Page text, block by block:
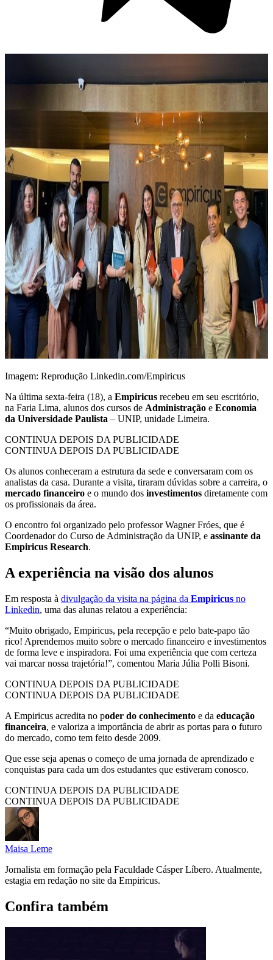
Imagem: Reprodução Linkedin.com/Empiricus
Na última sexta-feira (18), a Empiricus recebeu em seu escritório,
na Faria Lima, alunos dos cursos de Administração e Economia
da Universidade Paulista – UNIP, unidade Limeira.
CONTINUA DEPOIS DA PUBLICIDADE
CONTINUA DEPOIS DA PUBLICIDADE
Os alunos conheceram a estrutura da sede e conversaram com os
analistas da casa. Durante a visita, tiraram dúvidas sobre a carreira, o
mercado financeiro e o mundo dos investimentos diretamente com
os profissionais da área.
O encontro foi organizado pelo professor Wagner Fróes, que é
Coordenador do Curso de Administração da UNIP, e assinante da
Empiricus Research.
A experiência na visão dos alunos
Em resposta à divulgação da visita na página da Empiricus no
Linkedin, uma das alunas relatou a experiência:
“Muito obrigado, Empiricus, pela recepção e pelo bate-papo tão
rico! Aprendemos muito sobre o mercado financeiro e investimentos
de forma leve e inspiradora. Foi uma experiência que com certeza
vai marcar nossa trajetória!”, comentou Maria Júlia Polli Bisoni.
CONTINUA DEPOIS DA PUBLICIDADE
CONTINUA DEPOIS DA PUBLICIDADE
A Empiricus acredita no poder do conhecimento e da educação
financeira, e valoriza a importância de abrir as portas para o futuro
do mercado, como tem feito desde 2009.
Que esse seja apenas o começo de uma jornada de aprendizado e
conquistas para cada um dos estudantes que estiveram conosco.
CONTINUA DEPOIS DA PUBLICIDADE
CONTINUA DEPOIS DA PUBLICIDADE
Maisa Leme
Jornalista em formação pela Faculdade Cásper Líbero. Atualmente,
estagia em redação no site da Empiricus.
Confira também